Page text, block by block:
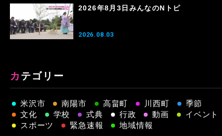
2026年8月3日みんなのNトピ
2026.08.03
カテゴリー
米沢市 南陽市 高畠町 川西町
季節
文化
学校 式典 行政 動画
イベント
スポーツ
緊急速報 地域情報